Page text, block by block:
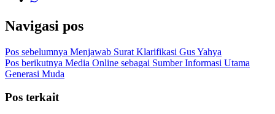
Navigasi pos
Pos sebelumnya Menjawab Surat Klarifikasi Gus Yahya
Pos berikutnya Media Online sebagai Sumber Informasi Utama
Generasi Muda
Pos terkait